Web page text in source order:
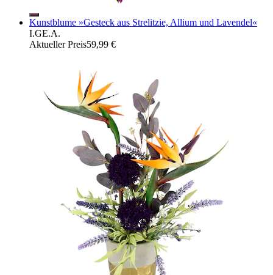
Kunstblume »Gesteck aus Strelitzie, Allium und Lavendel«
I.GE.A.
Aktueller Preis59,99 €